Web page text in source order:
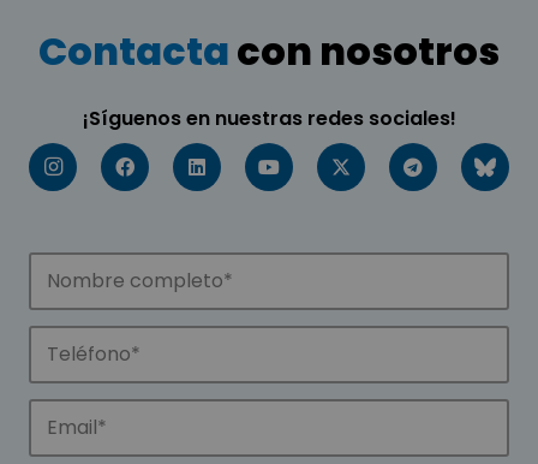
Contactacon nosotros
¡Síguenos en nuestras redes sociales!